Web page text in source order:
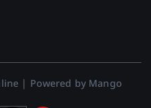
| Powered by Mango